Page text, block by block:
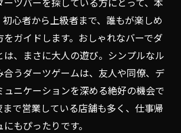
心者から上級者まで、誰もが楽しめ
をガイドします。おしゃれなバーでダ
は、まさに大人の遊び。シンプルなル
合うダーツゲームは、友人や同僚、デ
ュニケーションを深める絶好の機会で
で営業している店舗も多く、仕事帰
もぴったりです。